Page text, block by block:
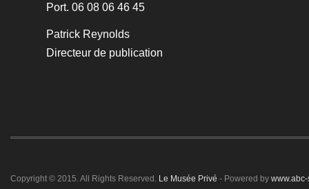
Port. 06 08 06 46 45
Patrick Reynolds
Directeur de publication
Copyright © 2015. All Rights Reserved. Le Musée Privé - Powered by